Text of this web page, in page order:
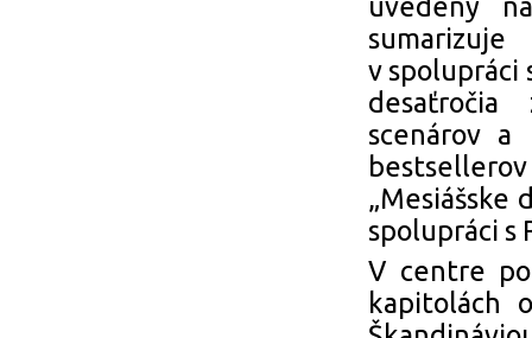
v spolupráci
desaťročia
scenárov
„Mesiášske
spolupráci s
V centre
kapitolách